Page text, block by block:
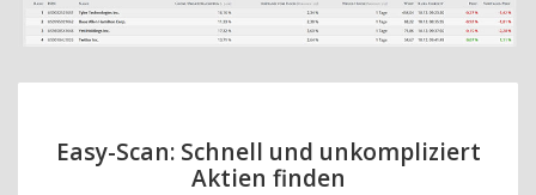
Easy-Scan: Schnell und unkompliziert
Aktien finden